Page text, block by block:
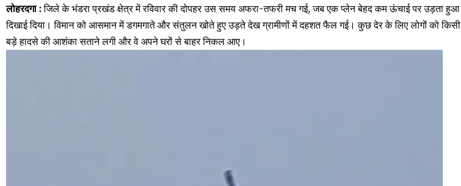
लोहरदगा :जिले के भंडरा प्रखंड क्षेत्र में रविवार की दोपहर उस समय अफरा-तफरी मच गई, जब एक प्लेन बेहद कम ऊंचाई पर उड़ता हुआ
दिखाई दिया। विमान को आसमान में डगमगाते और संतुलन खोते हुए उड़ते देख ग्रामीणों में दहशत फैल गई। कुछ देर के लिए लोगों को किसी
बड़े हादसे की आशंका सताने लगी और वे अपने घरों से बाहर निकल आए।